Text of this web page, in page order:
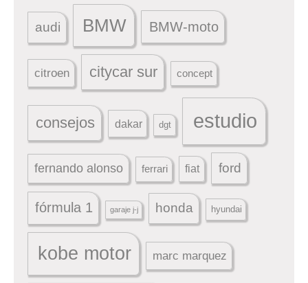
audi BMW BMW-moto
citroen citycar sur concept
consejos dakar dgt estudio
fernando alonso ferrari fiat ford
fórmula 1 garaje j-j honda hyundai
kobe motor marc marquez